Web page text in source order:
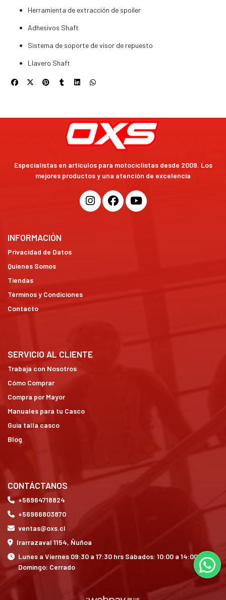
Herramienta de extracción de spoiler
Adhesivos Shaft
Sistema de soporte de visor de repuesto
Llavero Shaft
Especialistas en artículos para motociclistas desde 2009. Los
mejores productos y una atención de excelencia
INFORMACIÓN
Privacidad de Datos
Quienes Somos
Tiendas
Términos y Condiciones
Contacto
SERVICIO AL CLIENTE
Trabaja con Nosotros
Cómo Comprar
Compra por Mayor
Manuales para tu Casco
Guía talla casco
Blog
CONTÁCTANOS
+56964718824
+56966803870
ventas@oxs.cl
Irarrazaval 1154, Ñuñoa
Lunes a Viernes 09:30 a 17:30 hrs Sábados: 10:00 a 14:00 hrs
Domingo: Cerrado